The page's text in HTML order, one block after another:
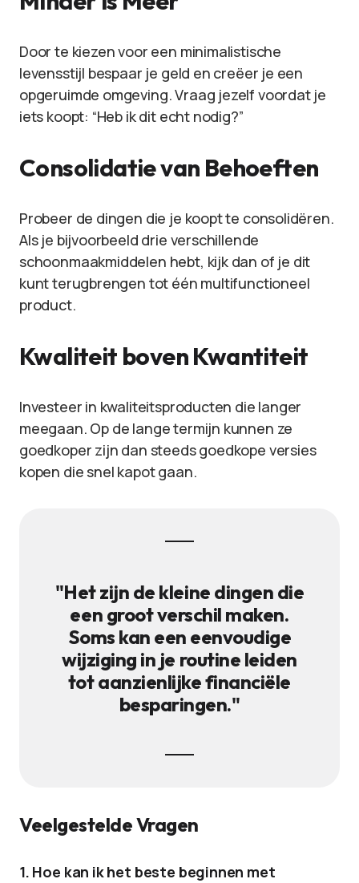
Door te kiezen voor een minimalistische
levensstijl bespaar je geld en creëer je een
opgeruimde omgeving. Vraag jezelf voordat je
iets koopt: “Heb ik dit echt nodig?”
Consolidatie van Behoeften
Probeer de dingen die je koopt te consolidëren.
Als je bijvoorbeeld drie verschillende
schoonmaakmiddelen hebt, kijk dan of je dit
kunt terugbrengen tot één multifunctioneel
product.
Kwaliteit boven Kwantiteit
Investeer in kwaliteitsproducten die langer
meegaan. Op de lange termijn kunnen ze
goedkoper zijn dan steeds goedkope versies
kopen die snel kapot gaan.
"Het zijn de kleine dingen die
een groot verschil maken.
Soms kan een eenvoudige
wijziging in je routine leiden
tot aanzienlijke financiële
besparingen."
Veelgestelde Vragen
1. Hoe kan ik het beste beginnen met